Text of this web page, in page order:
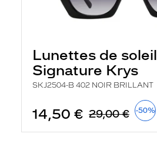
Lunettes de soleil
Signature Krys
SKJ2504-B 402 NOIR BRILLANT
14,50 € 29,00 € -50%